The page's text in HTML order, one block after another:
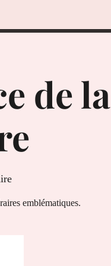
de la
emblématiques.